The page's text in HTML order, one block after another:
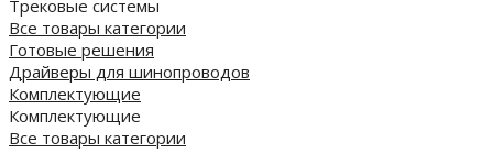
Трековые системы
Все товары категории
Готовые решения
Драйверы для шинопроводов
Комплектующие
Комплектующие
Все товары категории